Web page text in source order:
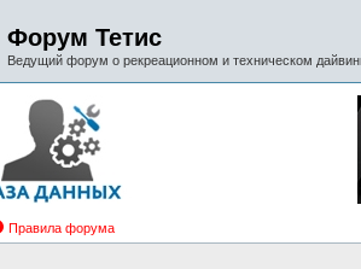
Форум Тетис
Ведущий форум о рекреационном и техническом
Правила форума